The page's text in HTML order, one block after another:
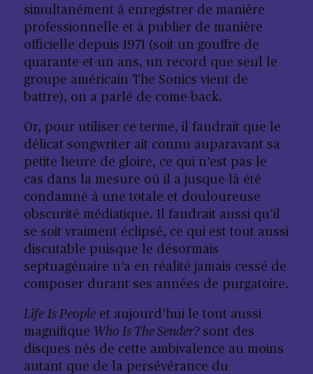
simultanément à enregistrer de manière
professionnelle et à publier de manière
officielle depuis 1971 (soit un gouffre de
quarante-et-un ans, un record que seul le
groupe américain The Sonics vient de
battre), on a parlé de come-back.
Or, pour utiliser ce terme, il faudrait que le
délicat songwriter ait connu auparavant sa
petite heure de gloire, ce qui n’est pas le
cas dans la mesure où il a jusque-là été
condamné à une totale et douloureuse
obscurité médiatique. Il faudrait aussi qu’il
se soit vraiment éclipsé, ce qui est tout aussi
discutable puisque le désormais
septuagénaire n’a en réalité jamais cessé de
composer durant ses années de purgatoire.
Life Is Peopleet aujourd’hui le tout aussi
magnifique Who Is The Sender? sont des
disques nés de cette ambivalence au moins
autant que de la persévérance du